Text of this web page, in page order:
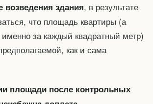
возведения здания, в результате
что площадь квартиры (а
именно за каждый квадратный метр)
как и сама
площади после контрольных